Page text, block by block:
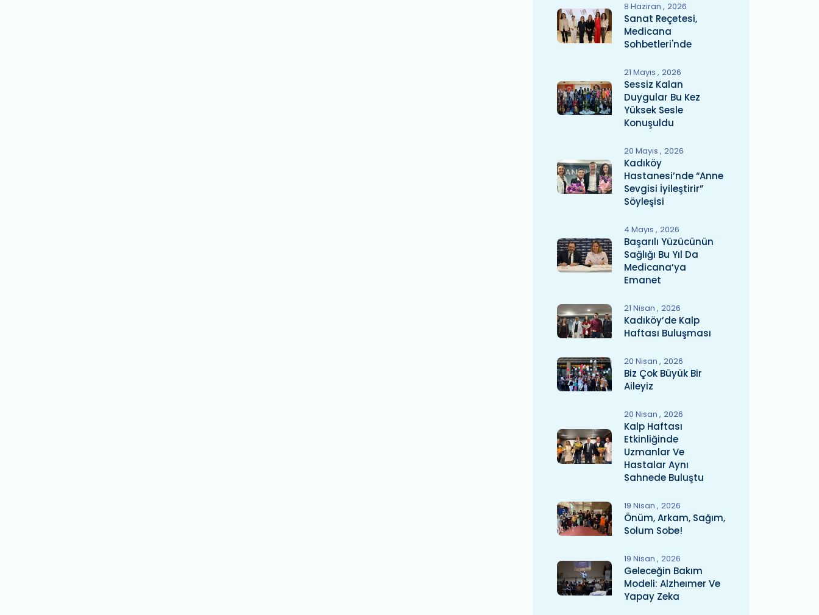
8 Haziran 2026
Sanat Reçetesi,
Medicana
Sohbetleri'nde
21 Mayıs 2026
Sessiz Kalan
Duygular Bu Kez
Yüksek Sesle
Konuşuldu
20 Mayıs 2026
Kadıköy
Hastanesi’nde “Anne
Sevgisi İyileştirir”
Söyleşisi
4 Mayıs 2026
Başarılı Yüzücünün
Sağlığı Bu Yıl Da
Medicana’ya
Emanet
21 Nisan 2026
Kadıköy’de Kalp
Haftası Buluşması
20 Nisan 2026
Biz Çok Büyük Bir
Aileyiz
20 Nisan 2026
Kalp Haftası
Etkinliğinde
Uzmanlar Ve
Hastalar Aynı
Sahnede Buluştu
19 Nisan 2026
Önüm, Arkam, Sağım,
Solum Sobe!
19 Nisan 2026
Geleceğin Bakım
Modeli: Alzheımer Ve
Yapay Zeka